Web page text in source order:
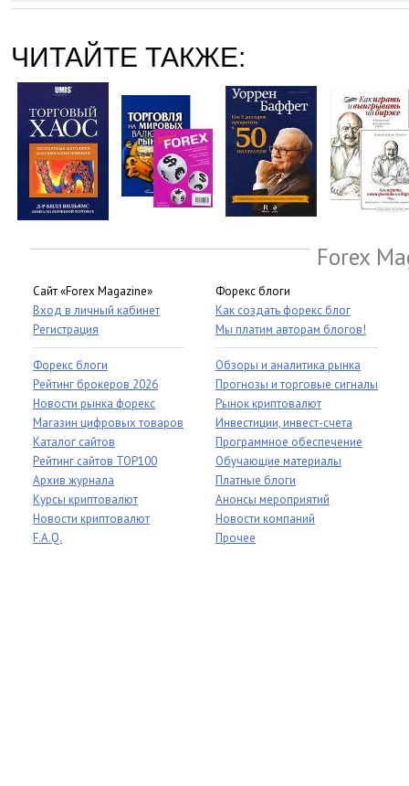
ЧИТАЙТЕ ТАКЖЕ:
Forex
Сайт «Forex Magazine»
Вход в личный кабинет
Регистрация
Форекс блоги
Рейтинг брокеров 2026
Новости рынка форекс
Магазин цифровых товаров
Каталог сайтов
Рейтинг сайтов TOP100
Архив журнала
Курсы криптовалют
Новости криптовалют
F.A.Q.
Форекс блоги
Как создать форекс блог
Мы платим авторам блогов!
Обзоры и аналитика рынка
Прогнозы и торговые сигналы
Рынок криптовалют
Инвестиции, инвест-счета
Программное обеспечение
Обучающие материалы
Платные блоги
Анонсы мероприятий
Новости компаний
Прочее